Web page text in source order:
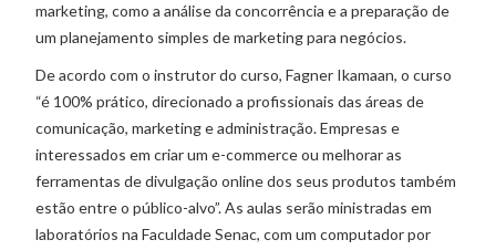
marketing, como a análise da concorrência e a preparação de
um planejamento simples de marketing para negócios.
De acordo com o instrutor do curso, Fagner Ikamaan, o curso
“é 100% prático, direcionado a profissionais das áreas de
comunicação, marketing e administração. Empresas e
interessados em criar um e-commerce ou melhorar as
ferramentas de divulgação online dos seus produtos também
estão entre o público-alvo”. As aulas serão ministradas em
laboratórios na Faculdade Senac, com um computador por